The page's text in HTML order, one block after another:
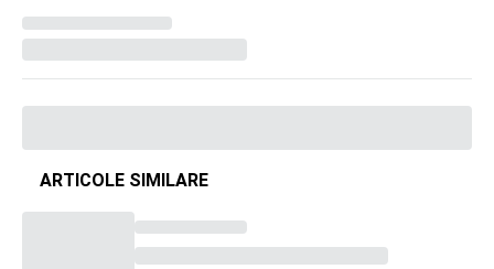
ARTICOLE SIMILARE